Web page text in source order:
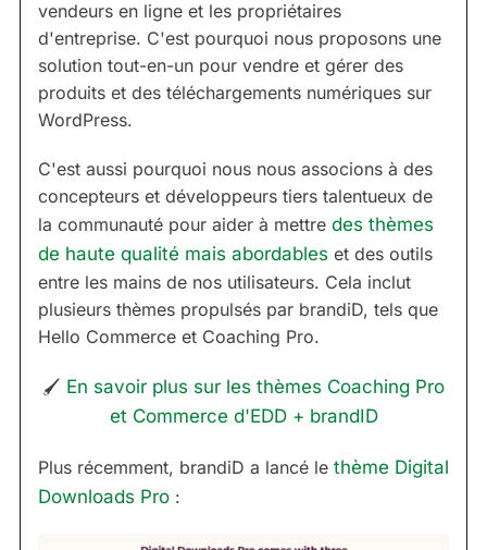
vendeurs en ligne et les propriétaires
d'entreprise. C'est pourquoi nous proposons une
solution tout-en-un pour vendre et gérer des
produits et des téléchargements numériques sur
WordPress.
C'est aussi pourquoi nous nous associons à des
concepteurs et développeurs tiers talentueux de
la communauté pour aider à mettre des thèmes
de haute qualité mais abordables et des outils
entre les mains de nos utilisateurs. Cela inclut
plusieurs thèmes propulsés par brandiD, tels que
Hello Commerce et Coaching Pro.
🖌 En savoir plus sur les thèmes Coaching Pro
et Commerce d'EDD + brandID
Plus récemment, brandiD a lancé le thème Digital
Downloads Pro :